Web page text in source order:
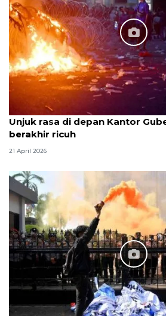
Unjuk rasa di depan Kantor
berakhir ricuh
21 April 2026